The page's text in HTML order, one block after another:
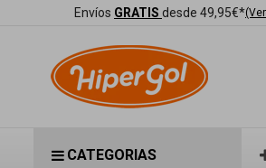
Envíos GRATIS desde 49,95€*
CATEGORIAS